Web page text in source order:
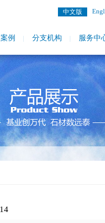
中文版
例 分支机构 服务中